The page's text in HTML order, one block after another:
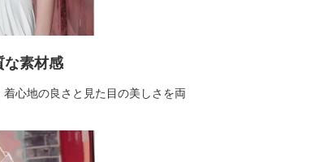
な素材感
心地の良さと見た目の美しさを両